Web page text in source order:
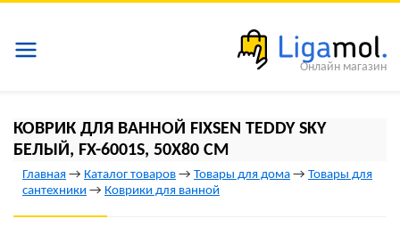
КОВРИК ДЛЯ ВАННОЙ FIXSEN TEDDY SKY
БЕЛЫЙ, FX-6001S, 50Х80 СМ
Главная → Каталог товаров → Товары для дома → Товары для
сантехники → Коврики для ванной
Онлайн магазин